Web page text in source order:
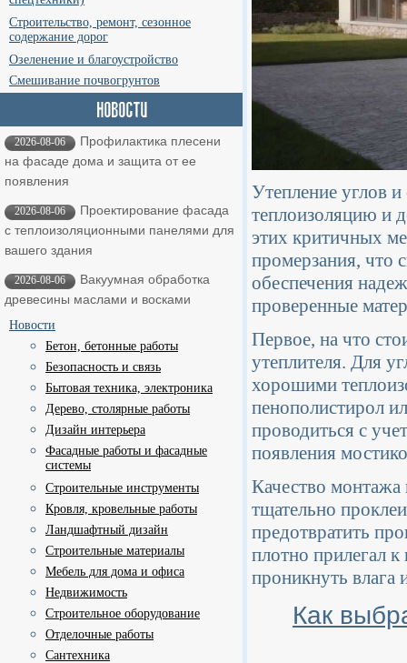
Строительство, ремонт, сезонное
содержание дорог
Озеленение и благоустройство
Смешивание почвогрунтов
2026-08-06
Профилактика плесени
на фасаде дома и защита от ее
появления
2026-08-06
Проектирование фасада
с теплоизоляционными панелями для
вашего здания
2026-08-06
Вакуумная обработка
древесины маслами и восками
Новости
Бетон, бетонные работы
Безопасность и связь
Бытовая техника, электроника
Дерево, столярные работы
Дизайн интерьера
Фасадные работы и фасадные
системы
Строительные инструменты
Кровля, кровельные работы
Ландшафтный дизайн
Строительные материалы
Мебель для дома и офиса
Недвижимость
Строительное оборудование
Отделочные работы
Сантехника
Утепление углов
теплоизоляцию и
этих критичных
промерзания, что
обеспечения
проверенные
Первое, на что
утеплителя. Для
хорошими
пенополистирол
проводиться с
появления
Качество
тщательно
предотвратить
плотно прилегал
проникнуть влага
Как